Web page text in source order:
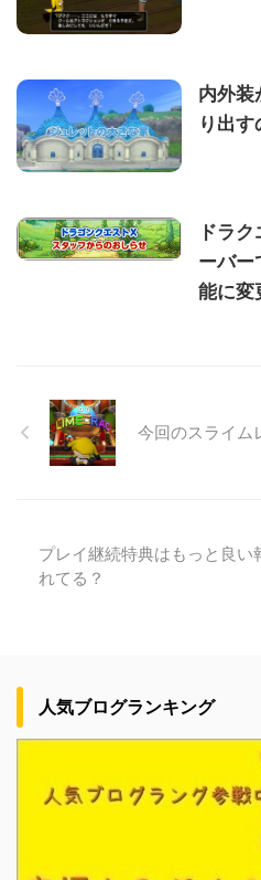
内外装
り出す
ドラ
ーバー
能に変
今回のスライム
プレイ継続特典はもっと良い
れてる？
人気ブログランキング